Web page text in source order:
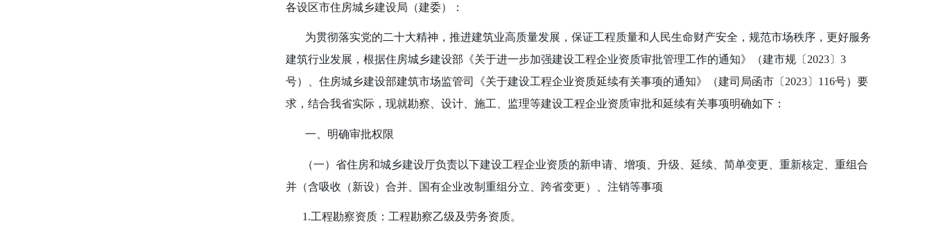
各设区市住房城乡建设局（建委）：
为贯彻落实党的二十大精神，推进建筑业高质量发展，保证工程质量和人民生命财产安全，规范市场秩序，更好服务
建筑行业发展，根据住房城乡建设部《关于进一步加强建设工程企业资质审批管理工作的通知》（建市规〔 2023〕 3
号）、住房城乡建设部建筑市场监管司《关于建设工程企业资质延续有关事项的通知》（建司局函市〔 2023〕 116号）要
求，结合我省实际，现就勘察、设计、施工、监理等建设工程企业资质审批和延续有关事项明确如下：
一、明确审批权限
（一）省住房和城乡建设厅负责以下建设工程企业资质的新申请、增项、升级、延续、简单变更、重新核定、重组合
并（含吸收（新设）合并、国有企业改制重组分立、跨省变更）、注销等事项
1.工程勘察资质：工程勘察乙级及劳务资质。